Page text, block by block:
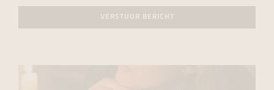
VERSTUUR BERICHT